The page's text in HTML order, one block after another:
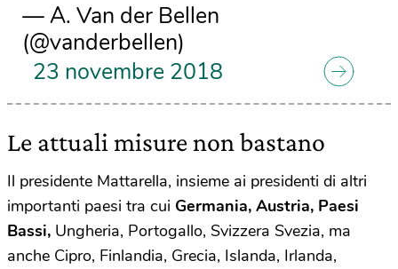
— A. Van der Bellen
(@vanderbellen)
23 novembre 2018
Le attuali misure non bastano
Il presidente Mattarella, insieme ai presidenti di altri
importanti paesi tra cui Germania, Austria, Paesi
Bassi, Ungheria, Portogallo, Svizzera Svezia, ma
anche Cipro, Finlandia, Grecia, Islanda, Irlanda,